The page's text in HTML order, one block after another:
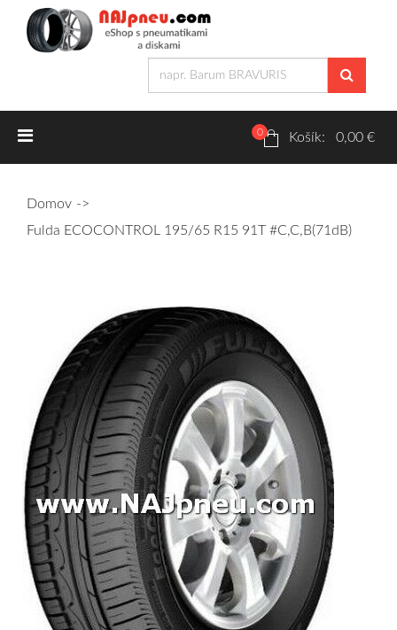
Letné pneumatiky
Osobné/crossover + malé úžitkové
SUV/crossover + OFFRoad-ové
Dodávkové + malé úžitkové
Celoročné pneumatiky
Osobné/crossover + malé úžitkové
SUV/crossover + OFFRoad-ové
Dodávkové + malé úžitkové
0 Košík: 0,00 €
Domov
Fulda ECOCONTROL 195/65 R15 91T #C,C,B(71dB)